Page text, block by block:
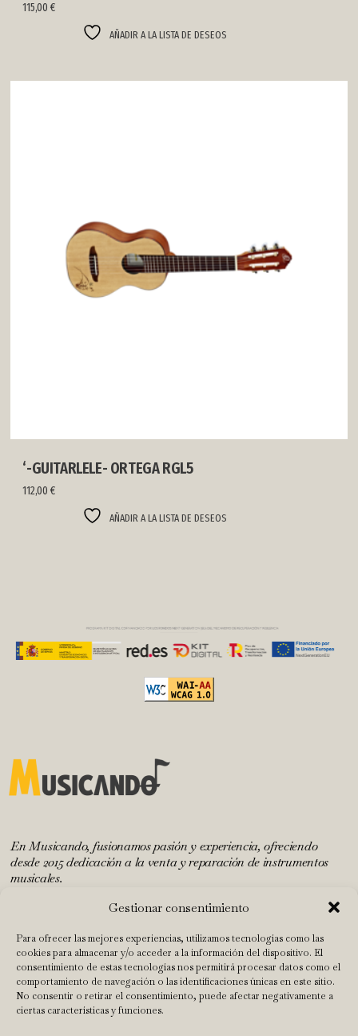
Gestionar consentimiento
Para ofrecer las mejores experiencias, utilizamos tecnologías como las
cookies para almacenar y/o acceder a la información del dispositivo. El
consentimiento de estas tecnologías nos permitirá procesar datos como el
comportamiento de navegación o las identificaciones únicas en este sitio.
No consentir o retirar el consentimiento, puede afectar negativamente a
ciertas características y funciones.
115,00 €
AÑADIR A LA LISTA DE DESEOS
‘-GUITARLELE- ORTEGA RGL5
112,00 €
AÑADIR A LA LISTA DE DESEOS
En Musicando, fusionamos pasión y experiencia, ofreciendo
desde 2015 dedicación a la venta y reparación de instrumentos
musicales.
INICIO
TALLER
TIENDA
NUESTRO EQUIPO